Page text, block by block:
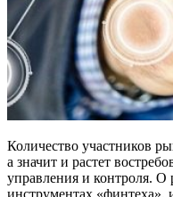
Количество участников
а значит и растет
управления и контроля.